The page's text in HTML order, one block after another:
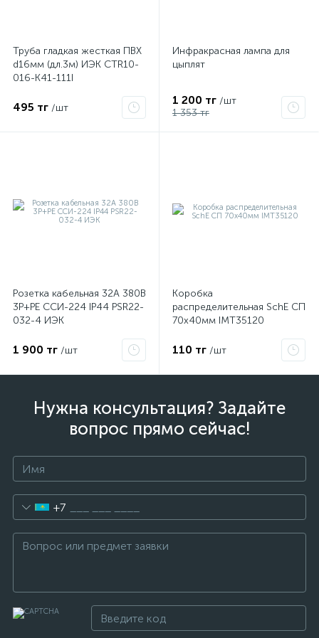
Труба гладкая жесткая ПВХ
d16мм (дл.3м) ИЭК CTR10-
016-K41-111I
495 тг /шт
Инфракрасная лампа для
цыплят
1 200 тг /шт
1 353 тг
Розетка кабельная 32А 380В
3P+PЕ ССИ-224 IP44 PSR22-
032-4 ИЭК
1 900 тг /шт
Коробка
распределительная SchE СП
70х40мм IMT35120
110 тг /шт
Нужна консультация? Задайте
вопрос прямо сейчас!
+7